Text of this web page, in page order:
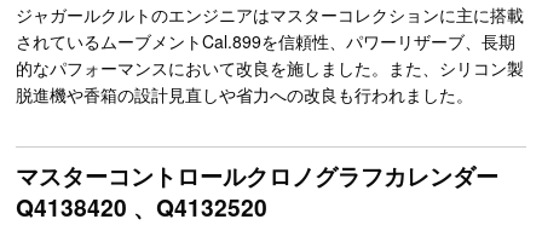
ジャガールクルトのエンジニアはマスターコレクションに主に搭載
されているムーブメントCal.899を信頼性、パワーリザーブ、長期
的なパフォーマンスにおいて改良を施しました。また、シリコン製
脱進機や香箱の設計見直しや省力への改良も行われました。
マスターコントロールクロノグラフカレンダー
Q4138420 、Q4132520